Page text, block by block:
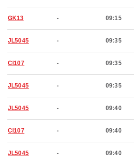
GK13 - 09:15
JL5045 - 09:35
CI107 - 09:35
JL5045 - 09:35
JL5045 - 09:40
CI107 - 09:40
JL5045 - 09:40